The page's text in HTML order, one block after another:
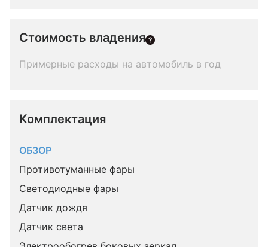
Стоимость владения
Примерные расходы на автомобиль в год
Комплектация
ОБЗОР
Противотуманные фары
Светодиодные фары
Датчик дождя
Датчик света